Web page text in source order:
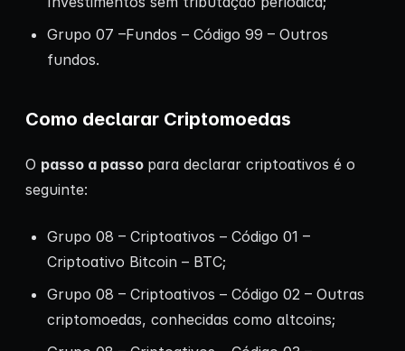
Grupo 07 –Fundos – Código 99 – Outros
fundos.
Como declarar Criptomoedas
O passo a passo para declarar criptoativos é o
seguinte:
Grupo 08 – Criptoativos – Código 01 –
Criptoativo Bitcoin – BTC;
Grupo 08 – Criptoativos – Código 02 – Outras
criptomoedas, conhecidas como altcoins;